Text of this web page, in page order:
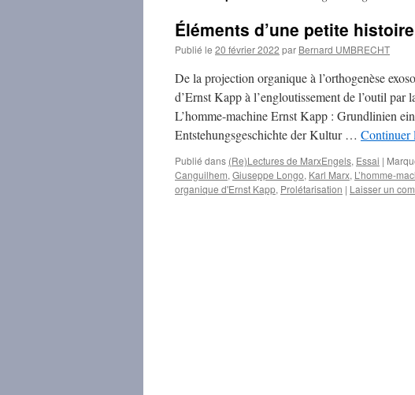
Éléments d’une petite
Publié le 20 février 2022 par Bernard UMBRECHT
De la projection organique à l’orthogenèse
d’Ernst Kapp à l’engloutissement de l’outil
L’homme-machine Ernst Kapp : Grundlinien
Entstehungsgeschichte der Kultur … Continuer
Publié dans (Re)Lectures de MarxEngels, Essai |
Canguilhem, Giuseppe Longo, Karl Marx, L’homme-
organique d'Ernst Kapp, Prolétarisation | Laisser un